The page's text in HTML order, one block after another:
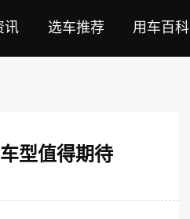
讯 选车推荐 用车百科
型值得期待